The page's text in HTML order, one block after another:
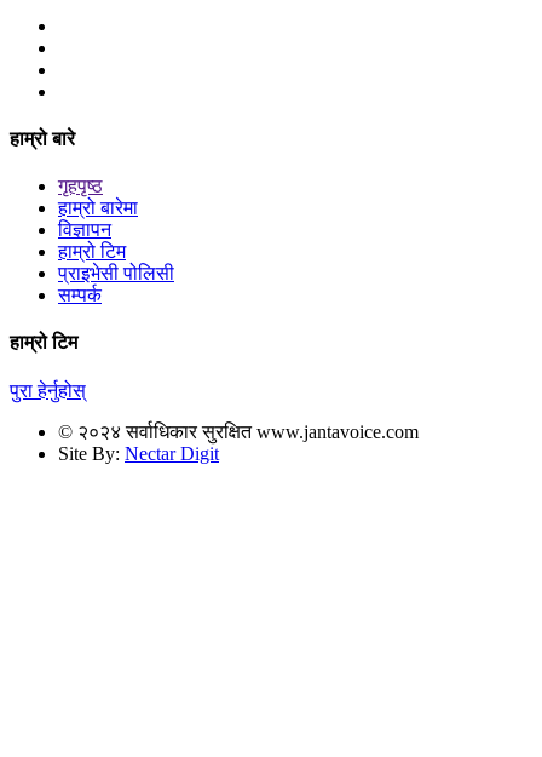
हाम्रो बारे
गृहपृष्ठ
हाम्रो बारेमा
विज्ञापन
हाम्रो टिम
प्राइभेसी पोलिसी
सम्पर्क
हाम्रो टिम
पुरा हेर्नुहोस्
© २०२४ सर्वाधिकार सुरक्षित www.jantavoice.com
Site By: Nectar Digit